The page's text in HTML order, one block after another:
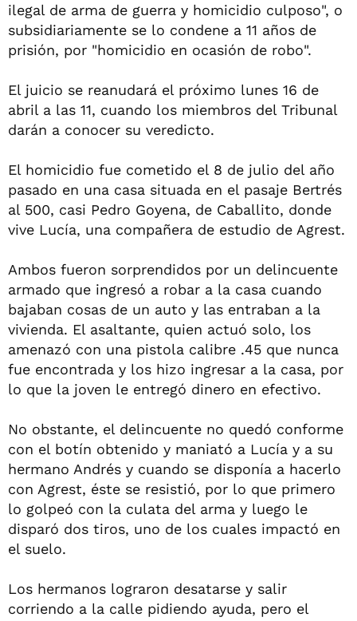
ilegal de arma de guerra y homicidio culposo", o
subsidiariamente se lo condene a 11 años de
prisión, por "homicidio en ocasión de robo".
El juicio se reanudará el próximo lunes 16 de
abril a las 11, cuando los miembros del Tribunal
darán a conocer su veredicto.
El homicidio fue cometido el 8 de julio del año
pasado en una casa situada en el pasaje Bertrés
al 500, casi Pedro Goyena, de Caballito, donde
vive Lucía, una compañera de estudio de Agrest.
Ambos fueron sorprendidos por un delincuente
armado que ingresó a robar a la casa cuando
bajaban cosas de un auto y las entraban a la
vivienda. El asaltante, quien actuó solo, los
amenazó con una pistola calibre .45 que nunca
fue encontrada y los hizo ingresar a la casa, por
lo que la joven le entregó dinero en efectivo.
No obstante, el delincuente no quedó conforme
con el botín obtenido y maniató a Lucía y a su
hermano Andrés y cuando se disponía a hacerlo
con Agrest, éste se resistió, por lo que primero
lo golpeó con la culata del arma y luego le
disparó dos tiros, uno de los cuales impactó en
el suelo.
Los hermanos lograron desatarse y salir
corriendo a la calle pidiendo ayuda, pero el